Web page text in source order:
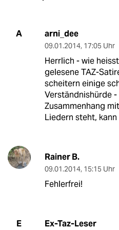
A arni_dee
09.01.2014, 17:05 Uhr
Herrlich - wie
gelesene TAZ-
scheitern einige
Verständnishürde
Zusammenhang
Liedern steht,
Rainer B.
09.01.2014, 15:15 Uhr
Fehlerfrei!
E Ex-Taz-Leser